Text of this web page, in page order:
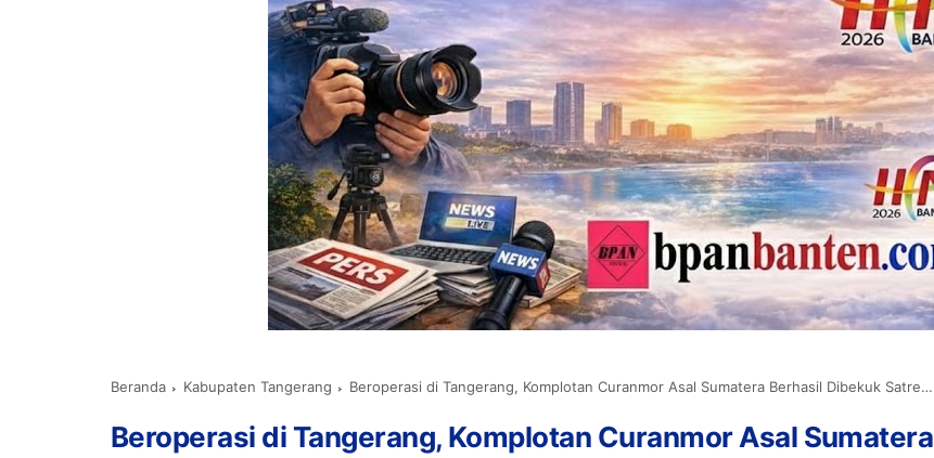
Beranda Kabupaten Tangerang Beroperasi di Tangerang, Komplotan Curanmor Asal Sumatera Berhasil Dibekuk Satreskrim Polresta Tangerang
Beroperasi di Tangerang, Komplotan Curanmor Asal Sumatera